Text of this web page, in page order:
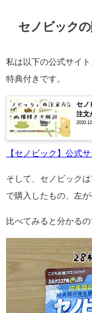
セノビック
私は以下の公式サイ
特典付きです。
セノ
注文
【セノビック】公式
そして、セノビック
で購入したもの、左
比べてみると分かる